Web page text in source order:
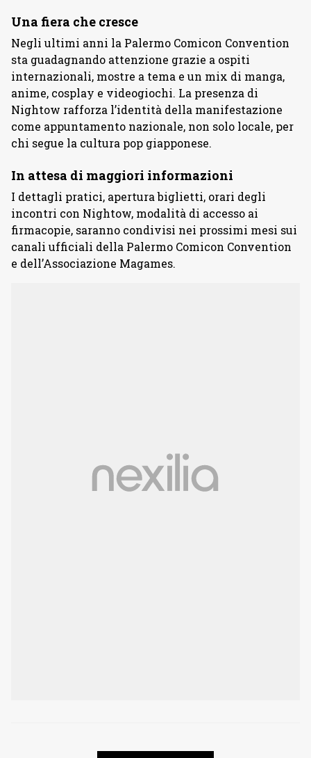
Una fiera che cresce
Negli ultimi anni la Palermo Comicon Convention
sta guadagnando attenzione grazie a ospiti
internazionali, mostre a tema e un mix di manga,
anime, cosplay e videogiochi. La presenza di
Nightow rafforza l’identità della manifestazione
come appuntamento nazionale, non solo locale, per
chi segue la cultura pop giapponese.
In attesa di maggiori informazioni
I dettagli pratici, apertura biglietti, orari degli
incontri con Nightow, modalità di accesso ai
firmacopie, saranno condivisi nei prossimi mesi sui
canali ufficiali della Palermo Comicon Convention
e dell’Associazione Magames.